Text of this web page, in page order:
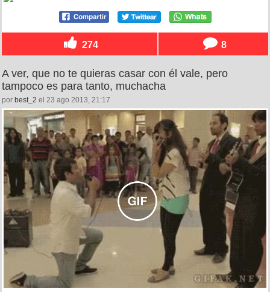
274 8
A ver, que no te quieras casar con él vale, pero
tampoco es para tanto, muchacha
por best_2 el 23 ago 2013, 21:17